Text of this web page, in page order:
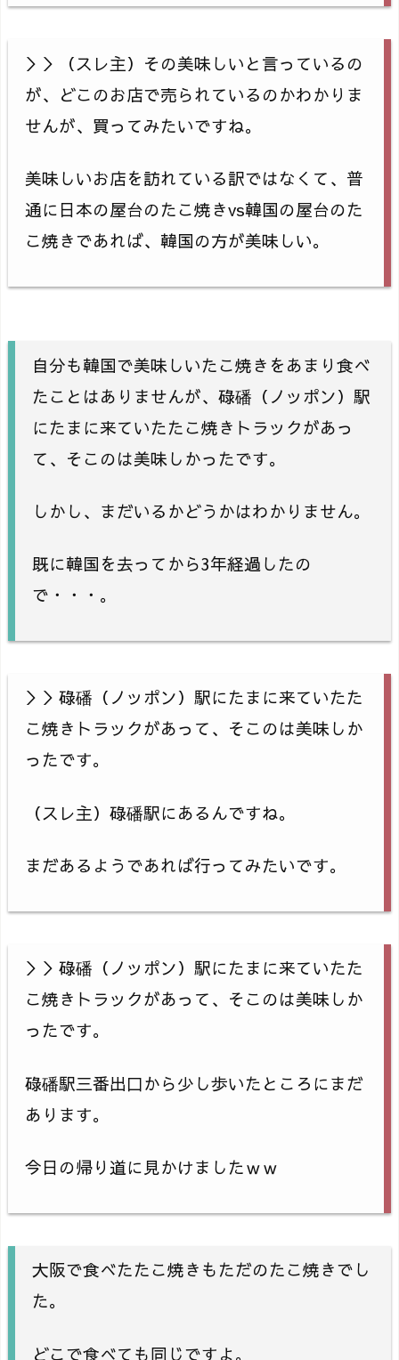
＞＞（スレ主）その美味しいと言っているの
が、どこのお店で売られているのかわかりま
せんが、買ってみたいですね。
美味しいお店を訪れている訳ではなくて、普
通に日本の屋台のたこ焼きvs韓国の屋台のた
こ焼きであれば、韓国の方が美味しい。
自分も韓国で美味しいたこ焼きをあまり食べ
たことはありませんが、碌磻（ノッポン）駅
にたまに来ていたたこ焼きトラックがあっ
て、そこのは美味しかったです。
しかし、まだいるかどうかはわかりません。
既に韓国を去ってから3年経過したの
で・・・。
＞＞碌磻（ノッポン）駅にたまに来ていたた
こ焼きトラックがあって、そこのは美味しか
ったです。
（スレ主）碌磻駅にあるんですね。
まだあるようであれば行ってみたいです。
＞＞碌磻（ノッポン）駅にたまに来ていたた
こ焼きトラックがあって、そこのは美味しか
ったです。
碌磻駅三番出口から少し歩いたところにまだ
あります。
今日の帰り道に見かけましたｗｗ
大阪で食べたたこ焼きもただのたこ焼きでし
た。
どこで食べても同じですよ。